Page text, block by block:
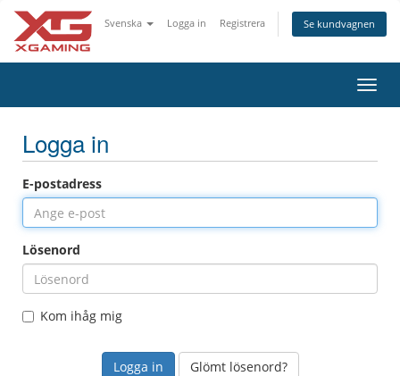
Svenska Logga in Registrera Se kundvagnen
Växla
Logga in
E-postadress
Lösenord
Kom ihåg mig
Glömt lösenord?